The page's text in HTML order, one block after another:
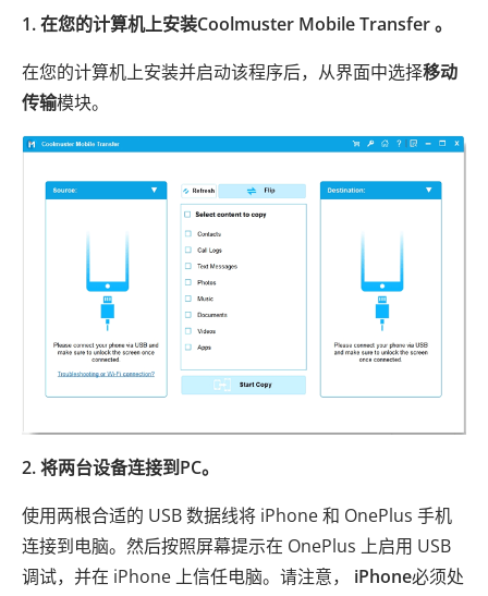
1. 在您的计算机上安装Coolmuster Mobile Transfer 。
在您的计算机上安装并启动该程序后，从界面中选择移动
传输模块。
2. 将两台设备连接到PC。
使用两根合适的 USB 数据线将 iPhone 和 OnePlus 手机
连接到电脑。然后按照屏幕提示在 OnePlus 上启用 USB
调试，并在 iPhone 上信任电脑。请注意， iPhone必须处